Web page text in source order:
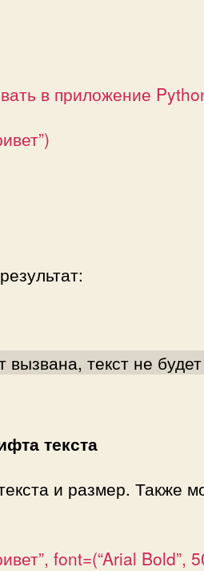
в приложение
текст не
текста
и размер. Также
font=(“Arial Bold”,